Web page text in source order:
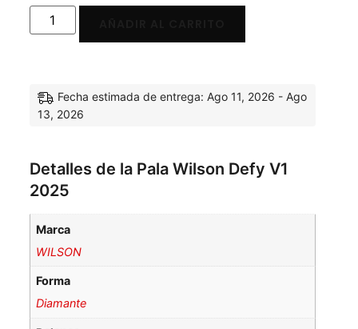
Fecha estimada de entrega: Ago 11, 2026 - Ago
13, 2026
Detalles de la Pala Wilson Defy V1
2025
Marca
WILSON
Forma
Diamante